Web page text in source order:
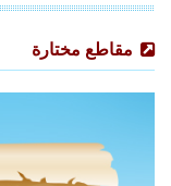
مقاطع مختارة